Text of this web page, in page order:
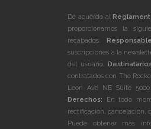
De acuerdo al
proporcionamos la
recabados.
suscripciones a la
del usuario.
contratados con The
Leon Ave NE Suite
Derechos: En todo
rectificación, cancelación,
Puede obtener más